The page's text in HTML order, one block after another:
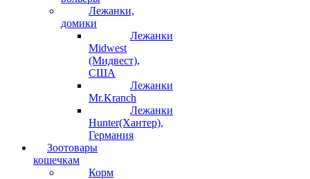
Лежанки,
домики
Лежанки
Midwest
(Мидвест),
США
Лежанки
Mr.Kranch
Лежанки
Hunter(Хантер),
Германия
Зоотовары
кошечкам
Корм